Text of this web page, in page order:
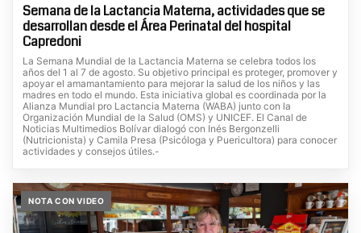
Semana de la Lactancia Materna, actividades que se
desarrollan desde el Área Perinatal del hospital
Capredoni
La Semana Mundial de la Lactancia Materna se celebra todos los
años del 1 al 7 de agosto. Su objetivo principal es proteger, promover y
apoyar el amamantamiento para mejorar la salud de los niños y las
madres en todo el mundo. Esta iniciativa global es coordinada por la
Alianza Mundial pro Lactancia Materna (WABA) junto con la
Organización Mundial de la Salud (OMS) y UNICEF. El Canal de
Noticias Multimedios Bolívar dialogó con Inés Bergonzelli
(Nutricionista) y Camila Presa (Psicóloga y Puericultora) para conocer
actividades y consejos útiles.-
NOTA CON VIDEO